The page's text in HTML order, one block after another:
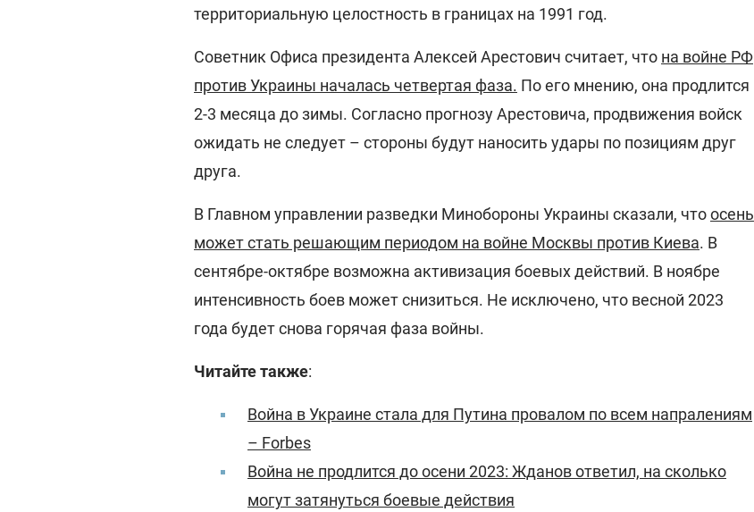
территориальную целостность в границах на 1991 год.
Советник Офиса президента Алексей Арестович считает, что на войне РФ
против Украины началась четвертая фаза. По его мнению, она продлится
2-3 месяца до зимы. Согласно прогнозу Арестовича, продвижения войск
ожидать не следует – стороны будут наносить удары по позициям друг
друга.
В Главном управлении разведки Минобороны Украины сказали, чтоосень
может стать решающим периодом на войне Москвы против Киева. В
сентябре-октябре возможна активизация боевых действий. В ноябре
интенсивность боев может снизиться. Не исключено, что весной 2023
года будет снова горячая фаза войны.
Читайте также:
Война в Украине стала для Путина провалом по всем напралениям
– Forbes
Война не продлится до осени 2023: Жданов ответил, на сколько
могут затянуться боевые действия